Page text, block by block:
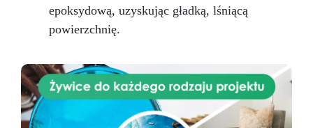
epoksydową, uzyskując gładką, lśniącą
powierzchnię.